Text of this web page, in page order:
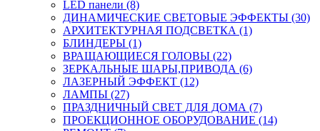
LED панели (8)
ДИНАМИЧЕСКИЕ СВЕТОВЫЕ ЭФФЕКТЫ (30)
АРХИТЕКТУРНАЯ ПОДСВЕТКА (1)
БЛИНДЕРЫ (1)
ВРАЩАЮЩИЕСЯ ГОЛОВЫ (22)
ЗЕРКАЛЬНЫЕ ШАРЫ,ПРИВОДА (6)
ЛАЗЕРНЫЙ ЭФФЕКТ (12)
ЛАМПЫ (27)
ПРАЗДНИЧНЫЙ СВЕТ ДЛЯ ДОМА (7)
ПРОЕКЦИОННОЕ ОБОРУДОВАНИЕ (14)